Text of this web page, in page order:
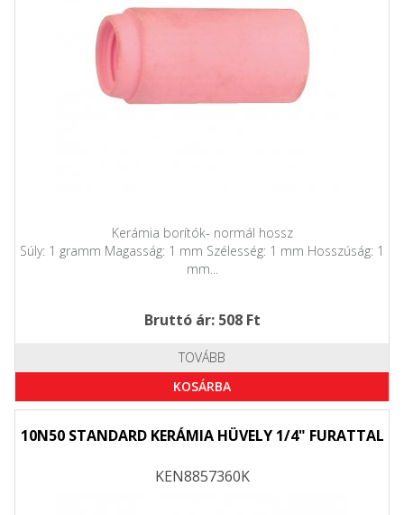
Kerámia borítók- normál hossz
Súly: 1 gramm Magasság: 1 mm Szélesség: 1 mm Hosszúság: 1
mm...
Bruttó ár: 508 Ft
TOVÁBB
KOSÁRBA
10N50 STANDARD KERÁMIA HÜVELY 1/4" FURATTAL
KEN8857360K